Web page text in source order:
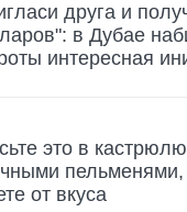
друга и
в Дубае
интересная
публикации
это в
от вкуса